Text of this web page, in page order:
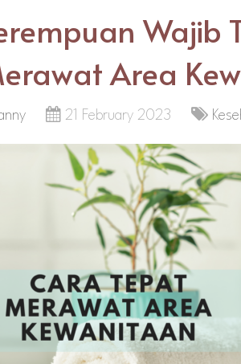
Wajib
Area
21 February 2023